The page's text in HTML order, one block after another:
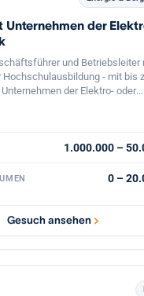
oder Übernahme ist
weiterzuentwickeln,
Produkte zu fördern und
Unternehmen der
und Betriebsleiter
- mit bis
der Elektro- oder
Produkten zum Zukauf.
1.000.000 –
0 –
Gesuch ansehen